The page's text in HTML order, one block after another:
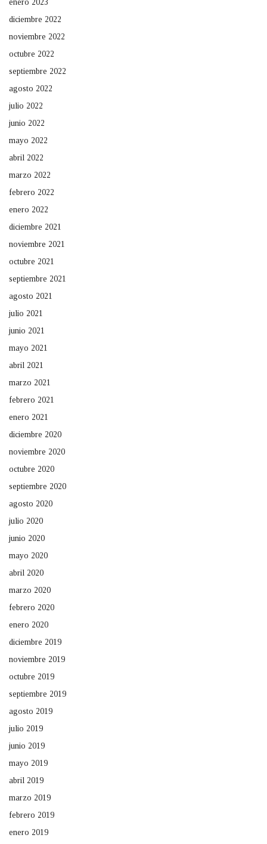
enero 2023
diciembre 2022
noviembre 2022
octubre 2022
septiembre 2022
agosto 2022
julio 2022
junio 2022
mayo 2022
abril 2022
marzo 2022
febrero 2022
enero 2022
diciembre 2021
noviembre 2021
octubre 2021
septiembre 2021
agosto 2021
julio 2021
junio 2021
mayo 2021
abril 2021
marzo 2021
febrero 2021
enero 2021
diciembre 2020
noviembre 2020
octubre 2020
septiembre 2020
agosto 2020
julio 2020
junio 2020
mayo 2020
abril 2020
marzo 2020
febrero 2020
enero 2020
diciembre 2019
noviembre 2019
octubre 2019
septiembre 2019
agosto 2019
julio 2019
junio 2019
mayo 2019
abril 2019
marzo 2019
febrero 2019
enero 2019